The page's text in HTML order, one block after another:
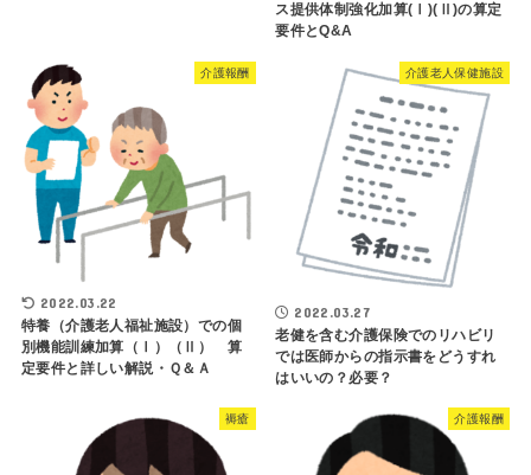
ス提供体制強化加算(Ⅰ)(Ⅱ)の算定
要件とQ&A
介護報酬
2022.03.22
特養（介護老人福祉施設）での個
別機能訓練加算（Ⅰ）（Ⅱ） 算
定要件と詳しい解説・Ｑ＆Ａ
介護老人保健施設
2022.03.27
老健を含む介護保険でのリハビリ
では医師からの指示書をどうすれ
はいいの？必要？
褥瘡 介護報酬